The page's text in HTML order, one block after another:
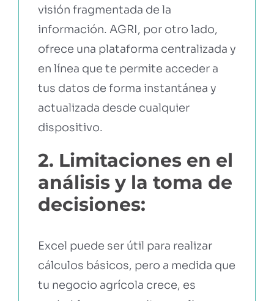
visión fragmentada de la
información. AGRI, por otro lado,
ofrece una plataforma centralizada y
en línea que te permite acceder a
tus datos de forma instantánea y
actualizada desde cualquier
dispositivo.
2. Limitaciones en el
análisis y la toma de
decisiones:
Excel puede ser útil para realizar
cálculos básicos, pero a medida que
tu negocio agrícola crece, es